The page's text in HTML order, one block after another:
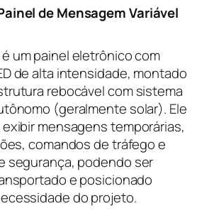
de Mensagem Variável
é um painel eletrônico com
de alta intensidade, montado
rebocável com sistema
(geralmente solar). Ele
mensagens temporárias,
comandos de tráfego e
segurança, podendo ser
e posicionado
do projeto.